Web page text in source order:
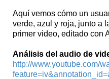
Aquí vemos cómo un
verde, azul y roja, junto a
primer video, editado con
Análisis del audio de
http://www.youtube.com/